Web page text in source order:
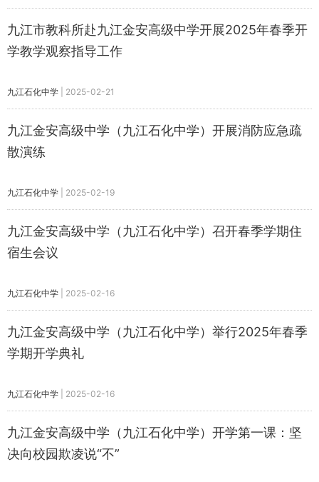
九江市教科所赴九江金安高级中学开展2025年春季开
学教学观察指导工作
九江石化中学 2025-02-21
九江金安高级中学（九江石化中学）开展消防应急疏
散演练
九江石化中学 2025-02-19
九江金安高级中学（九江石化中学）召开春季学期住
宿生会议
九江石化中学 2025-02-16
九江金安高级中学（九江石化中学）举行2025年春季
学期开学典礼
九江石化中学 2025-02-16
九江金安高级中学（九江石化中学）开学第一课：坚
决向校园欺凌说“不”